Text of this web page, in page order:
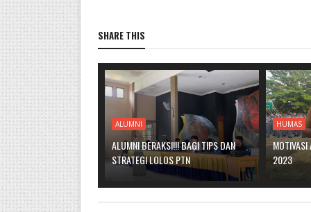
SHARE THIS
ALUMNI
ALUMNI BERAKSI!!! BAGI TIPS DAN
STRATEGI LOLOS PTN
HUMAS
2023